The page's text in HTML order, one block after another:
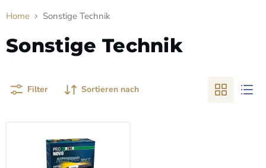
Home Sonstige Technik
Sonstige Technik
Filter Sortieren nach